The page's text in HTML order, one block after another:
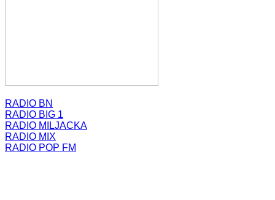
RADIO BN
RADIO BIG 1
RADIO MILJACKA
RADIO MIX
RADIO POP FM